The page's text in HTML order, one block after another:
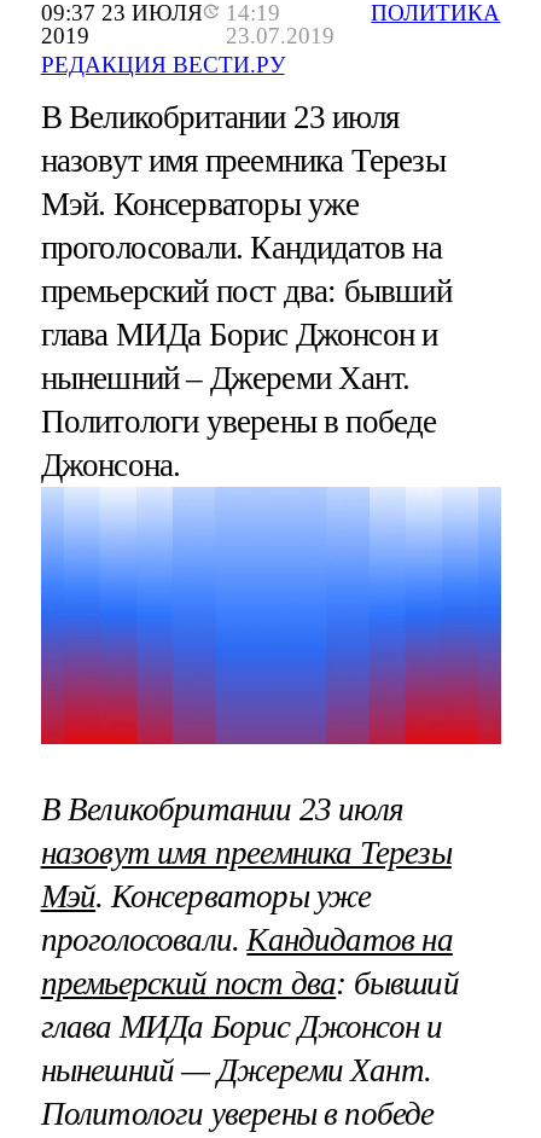
09:37 23 ИЮЛЯ
2019
14:19
23.07.2019
РЕДАКЦИЯ ВЕСТИ.РУ
ПОЛИТИКА
В Великобритании 23 июля
назовут имя преемника Терезы
Мэй. Консерваторы уже
проголосовали. Кандидатов на
премьерский пост два: бывший
глава МИДа Борис Джонсон и
нынешний – Джереми Хант.
Политологи уверены в победе
Джонсона.
В Великобритании 23 июля
назовут имя преемника Терезы
Мэй. Консерваторы уже
проголосовали. Кандидатов на
премьерский пост два: бывший
глава МИДа Борис Джонсон и
нынешний — Джереми Хант.
Политологи уверены в победе